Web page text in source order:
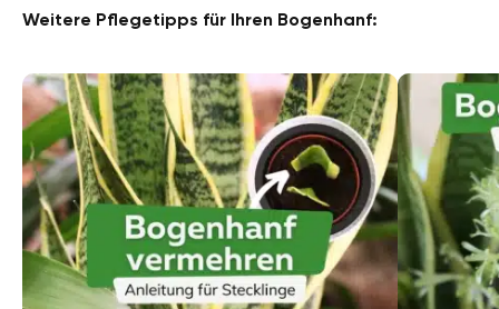
Weitere Pflegetipps für Ihren Bogenhanf: